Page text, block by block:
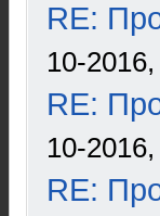
RE:
10-
RE:
10-
RE: